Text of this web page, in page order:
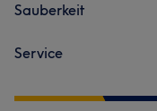
Sauberkeit
Service